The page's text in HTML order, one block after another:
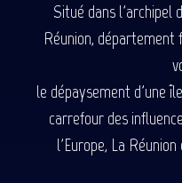
Situé dans l'archipel
Réunion,
le dépaysement d'une
carrefour des
l'Europe, La